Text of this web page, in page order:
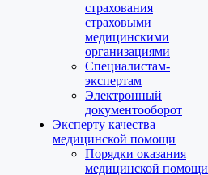
страхования
страховыми
медицинскими
организациями
Специалистам-
экспертам
Электронный
документооборот
Эксперту качества
медицинской помощи
Порядки оказания
медицинской помощи